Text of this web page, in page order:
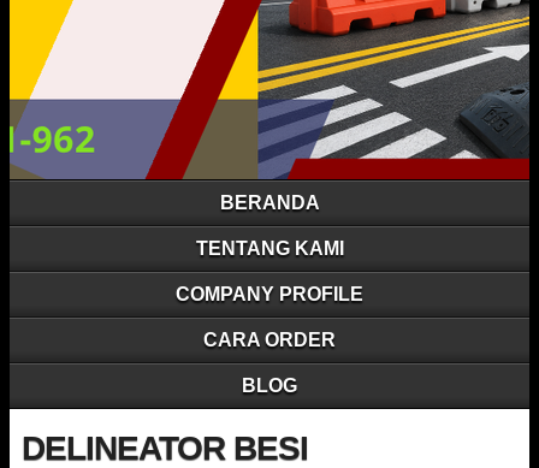
BERANDA
TENTANG KAMI
COMPANY PROFILE
CARA ORDER
BLOG
DELINEATOR BESI